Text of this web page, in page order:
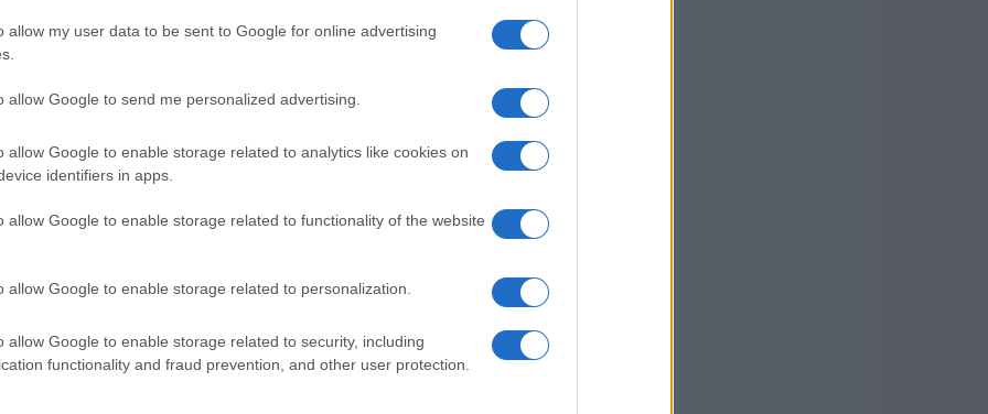
allow my user data to be sent to Google for online advertising
allow Google to send me personalized advertising.
allow Google to enable storage related to analytics like cookies on
identifiers in apps.
allow Google to enable storage related to functionality of the website
allow Google to enable storage related to personalization.
allow Google to enable storage related to security, including
functionality and fraud prevention, and other user protection.
subiti nel corso dei secoli, mantiene un
e la pianta irregolare, rappresenta un
Sangro, ma per tutta la regione.
essere scoperta!
simbolo di Castel di Sangro. Costruita nel
tra cui la distruzione durante la Seconda
ricostruita e oggi si presenta con una
che affascina i visitatori. La bellezza del
questo luogo che merita una visita. Hai mai
tanto?